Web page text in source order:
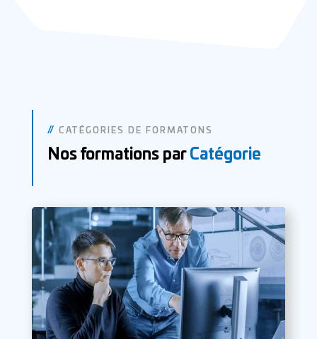
// CATÉGORIES DE FORMATONS
Nos formations par Catégorie